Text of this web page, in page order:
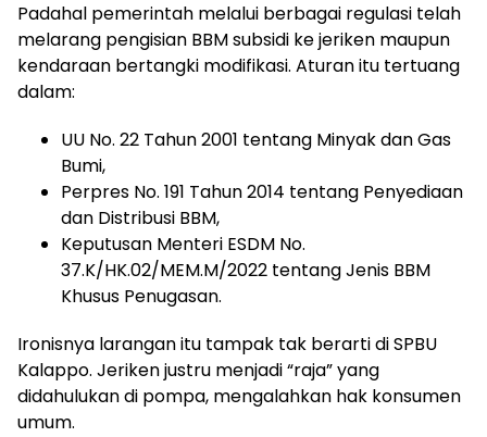
Padahal pemerintah melalui berbagai regulasi telah
melarang pengisian BBM subsidi ke jeriken maupun
kendaraan bertangki modifikasi. Aturan itu tertuang
dalam:
UU No. 22 Tahun 2001 tentang Minyak dan Gas
Bumi,
Perpres No. 191 Tahun 2014 tentang Penyediaan
dan Distribusi BBM,
Keputusan Menteri ESDM No.
37.K/HK.02/MEM.M/2022 tentang Jenis BBM
Khusus Penugasan.
Ironisnya larangan itu tampak tak berarti di SPBU
Kalappo. Jeriken justru menjadi “raja” yang
didahulukan di pompa, mengalahkan hak konsumen
umum.